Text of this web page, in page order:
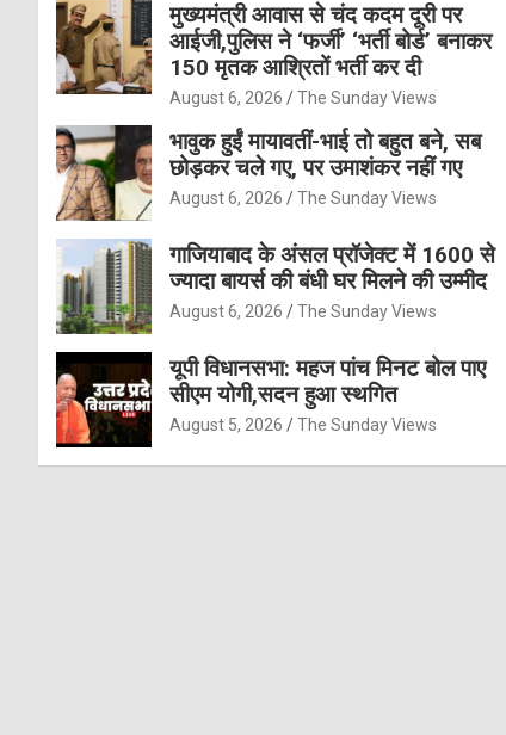
मुख्यमंत्री आवास से चंद कदम दूरी पर
आईजी,पुलिस ने ‘फर्जी’ ‘भर्ती बोर्ड’ बनाकर
150 मृतक आश्रितों भर्ती कर दी
August 6, 2026 The Sunday Views
भावुक हुईं मायावतीं-भाई तो बहुत बने, सब
छोड़कर चले गए, पर उमाशंकर नहीं गए
August 6, 2026 The Sunday Views
गाजियाबाद के अंसल प्रॉजेक्ट में 1600 से
ज्यादा बायर्स की बंधी घर मिलने की उम्मीद
August 6, 2026 The Sunday Views
यूपी विधानसभा: महज पांच मिनट बोल पाए
सीएम योगी,सदन हुआ स्थगित
August 5, 2026 The Sunday Views